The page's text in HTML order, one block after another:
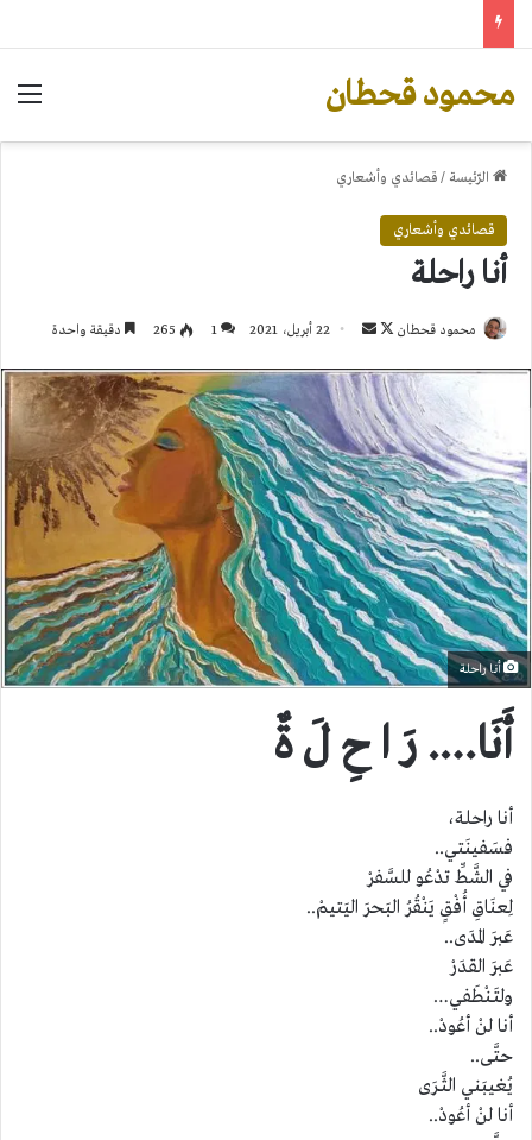
محمود قحطان
الرّئيسة /قصائدي وأشعاري
قصائدي وأشعاري
أنا راحلة
محمود قحطان
تابع
X
أرسل
إلكترونيا
22 أبريل، 2021 1
265 دقيقة واحدة
أنا راحلة
أَنَا…. رَ ا حِ لَ ةٌ
أنا راحلة،
فسَفينَتي..
في الشَّطِّ تدْعُو للسَّفرْ
لِعنَاقِ أُفْقٍ يَنْقُرُ البَحرَ اليَتيمْ..
عَبرَ المدَى..
عَبرَ القدَرْ
ولتَـنْطَفي…
أنا لنْ أعُودْ..
حتَّى..
يُغيبَني الثَّــرَى
أنا لنْ أعُودْ..